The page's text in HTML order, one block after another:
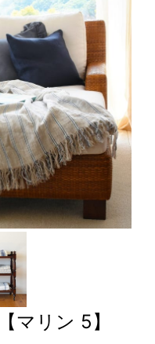
マリン 5】